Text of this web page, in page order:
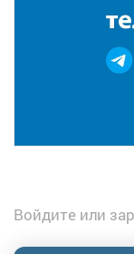
Войдите или